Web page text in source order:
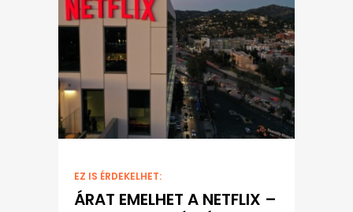
EZ IS ÉRDEKELHET:
ÁRAT EMELHET A NETFLIX –